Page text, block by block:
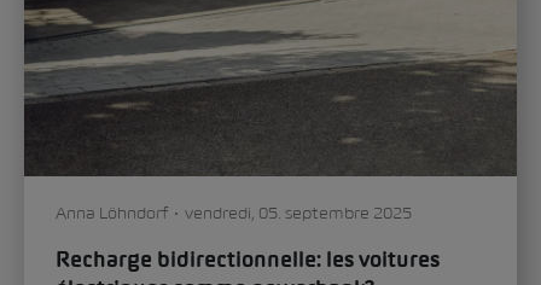
Anna Löhndorf vendredi, 05. septembre 2025
Recharge bidirectionnelle: les voitures